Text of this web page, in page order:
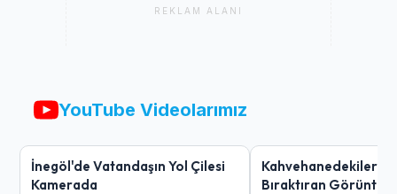
REKLAM ALANI
YouTube Videolarımız
İnegöl'de Vatandaşın Yol Çilesi
Kamerada
Kahvehanedekiler
Bıraktıran Görüntü!